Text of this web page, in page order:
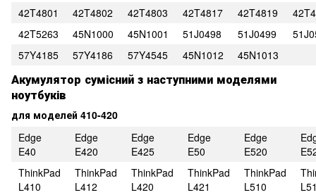
42T4801
42T4802 42T4803 42T4817 42T4819
42T5263
45N1000 45N1001 51J0498 51J0499
57Y4185
57Y4186 57Y4545 45N1012 45N1013
Акумулятор сумісний з наступними моделями
ноутбуків
для моделей 410-420
Edge
E40
Edge
E420
Edge
E425
Edge
E50
Edge
E520
ThinkPad
L410
ThinkPad
L412
ThinkPad
L420
ThinkPad
L421
ThinkPad
L510